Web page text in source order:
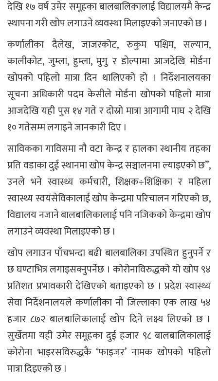
देखि १७ वर्ष उमेर समूहका बालबालिकालाई विद्यालयमै केन्द्र
स्थापना गरी खोप लगाउने व्यवस्था मिलाइएको जनाएको छ ।
कर्णालीका दैलेख, जाजरकोट, रुकुम पश्चिम, सल्यान,
कालीकोट, जुम्ला, हुम्ला, मुगु र डोल्पामा आजदेखि मोर्डना
खोपको पहिलो मात्रा दिन थालिएको हो । निर्देशनालयका
सूचना अधिकारी पदम केसीले मोर्डना खोपको पहिलो मात्रा
आजदेखि यही पुस १४ गते र दोस्रो मात्रा आगामी माघ २ देखि
१० गतेसम्म लगाइने जानकारी दिए ।
साविकका गाविसमा नौ वटा केन्द्र र हालका स्थानीय तहका
प्रति वडाका दुई स्थानमा खोप केन्द्र सञ्चालनमा ल्याइएको छ”,
उनले भने स्वास्थ्य कर्मचारी, शिक्षक÷शिक्षिका र महिला
स्वास्थ्य स्वयंसेविकालाई खोप केन्द्रमा परिचालन गरिएको छ,
विद्यालय नजाने बालबालिकालाई पनि नजिकको केन्द्रमा खोप
लगाउने व्यवस्था मिलाइएको छ ।
खोप लगाउन पाँचभन्दा बढी बालबालिका उपस्थित हुनुपर्ने र
छ घण्टाभित्र लगाइसक्नुपर्नेछ । कोरोनाविरुद्धको यो खोप ९४
प्रतिशत प्रभावकारी देखिएको बताइएको छ । प्रदेश स्वास्थ्य
सेवा निर्देशनालयले कर्णालीका नौ जिल्लाका एक लाख ५४
हजार ८७२ बालबालिकालाई खोप दिने लक्ष्य लिएको छ ।
सुर्खेतमा यही उमेर समूहका दुई हजार ९८ बालबालिकालाई
कोरोना भाइरसविरुद्धकै ‘फाइजर’ नामक खोपको पहिलो
मात्रा दिइएको छ ।